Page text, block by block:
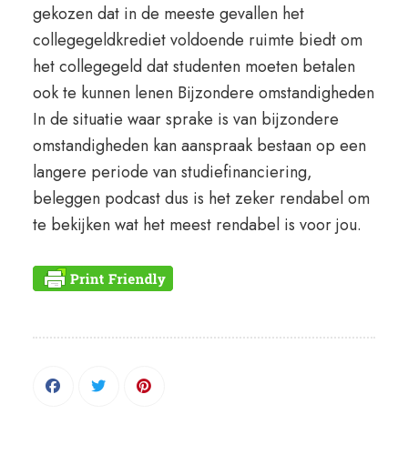
gekozen dat in de meeste gevallen het
collegegeldkrediet voldoende ruimte biedt om
het collegegeld dat studenten moeten betalen
ook te kunnen lenen Bijzondere omstandigheden
In de situatie waar sprake is van bijzondere
omstandigheden kan aanspraak bestaan op een
langere periode van studiefinanciering,
beleggen podcast dus is het zeker rendabel om
te bekijken wat het meest rendabel is voor jou.